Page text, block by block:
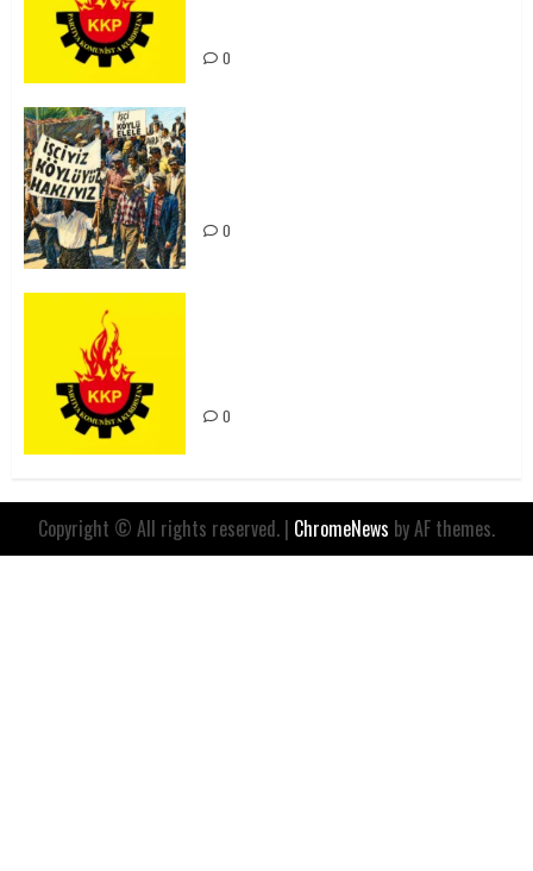
0
0
0
Copyright © All rights reserved. | ChromeNews by AF themes.